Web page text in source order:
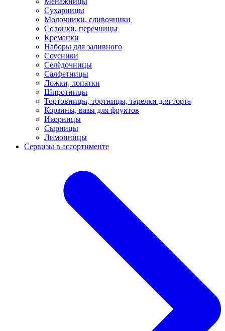
Сухарницы
Молочники, сливочники
Солонки, перечницы
Креманки
Наборы для заливного
Соусники
Селёдочницы
Салфетницы
Ложки, лопатки
Шпротницы
Тортовницы, тортницы, тарелки для торта
Корзины, вазы для фруктов
Икорницы
Сырницы
Лимонницы
Сервизы в ассортименте